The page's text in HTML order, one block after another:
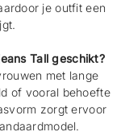
je outfit een
Tall geschikt?
met lange
of vooral behoefte
zorgt ervoor